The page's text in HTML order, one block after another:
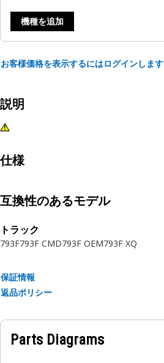
機種を追加
お客様価格を表示するにはログインします
説明
仕様
互換性のあるモデル
トラック
793F793F CMD793F OEM793F XQ
保証情報
返品ポリシー
Parts Diagrams